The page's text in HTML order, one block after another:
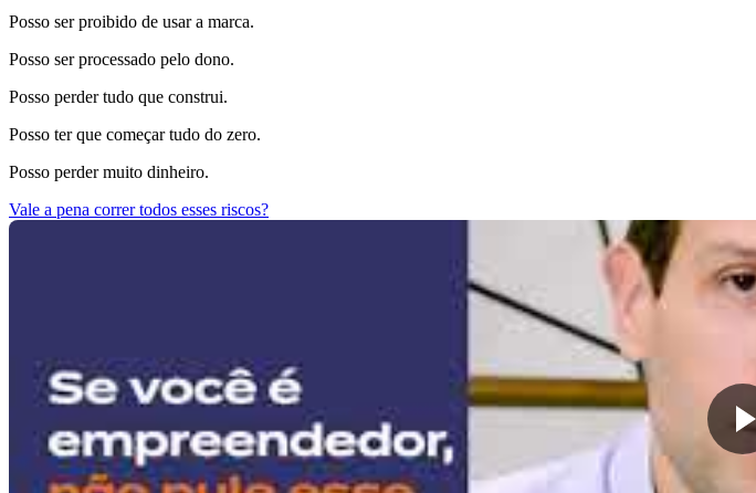
Posso ser proibido de usar a marca.
Posso ser processado pelo dono.
Posso perder tudo que construi.
Posso ter que começar tudo do zero.
Posso perder muito dinheiro.
Vale a pena correr todos esses riscos?